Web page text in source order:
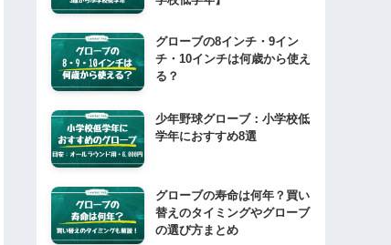
グローブの8インチ・9イン
チ・10インチは何歳から使え
る？
少年野球グローブ：小学校低
学年におすすめ8選
グローブの寿命は何年？買い
替えのタイミングやグローブ
の選び方まとめ